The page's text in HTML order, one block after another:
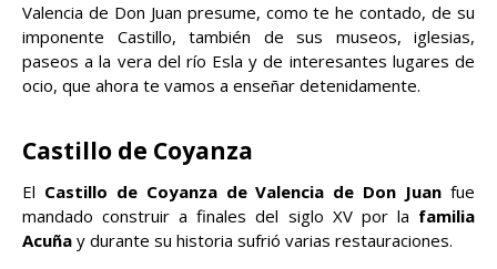
Valencia de Don Juan presume, como te he contado, de su
imponente Castillo, también de sus museos, iglesias,
paseos a la vera del río Esla y de interesantes lugares de
ocio, que ahora te vamos a enseñar detenidamente.
Castillo de Coyanza
El Castillo de Coyanza de Valencia de Don Juan fue
mandado construir a finales del siglo XV por la familia
Acuña y durante su historia sufrió varias restauraciones.